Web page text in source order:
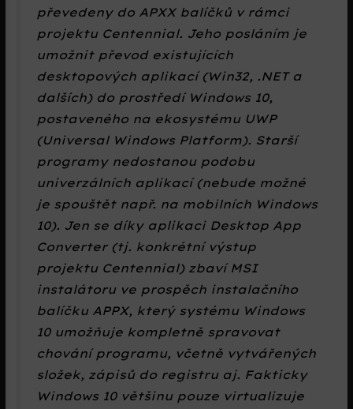
převedeny do APXX balíčků v rámci
projektu Centennial. Jeho posláním je
umožnit převod existujících
desktopových aplikací (Win32, .NET a
dalších) do prostředí Windows 10,
postaveného na ekosystému UWP
(Universal Windows Platform). Starší
programy nedostanou podobu
univerzálních aplikací (nebude možné
je spouštět např. na mobilních Windows
10). Jen se díky aplikaci Desktop App
Converter (tj. konkrétní výstup
projektu Centennial) zbaví MSI
instalátoru ve prospěch instalačního
balíčku APPX, který systému Windows
10 umožňuje kompletně spravovat
chování programu, včetně vytvářených
složek, zápisů do registru aj. Fakticky
Windows 10 většinu pouze virtualizuje